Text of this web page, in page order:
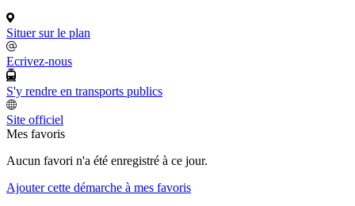
Situer sur le plan
Ecrivez-nous
S'y rendre en transports publics
Site officiel
Mes favoris
Aucun favori n'a été enregistré à ce jour.
Ajouter cette démarche à mes favoris